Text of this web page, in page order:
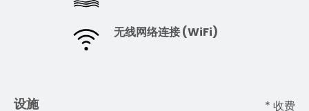
无线网络连接 (WiFi)
设施 * 收费